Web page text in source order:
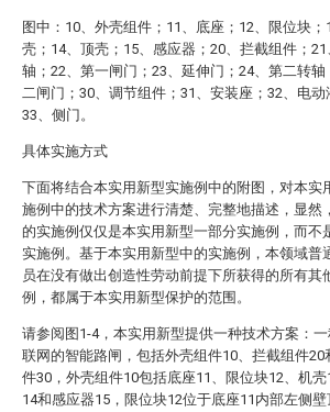
图中：10、外壳组件；11、底座；12、限位块；
壳；14、顶壳；15、感应器；20、拦截组件；
轴；22、第一闸门；23、延伸门；24、第二转轴
二闸门；30、调节组件；31、安装座；32、电动
33、侧门。
具体实施方式
下面将结合本实用新型实施例中的附图，对本实
施例中的技术方案进行清楚、完整地描述，显然
的实施例仅仅是本实用新型一部分实施例，而不
实施例。基于本实用新型中的实施例，本领域普
员在没有做出创造性劳动前提下所获得的所有其
例，都属于本实用新型保护的范围。
请参阅图1-4，本实用新型提供一种技术方案：
联网的智能路闸，包括外壳组件10、拦截组件20
件30，外壳组件10包括底座11、限位块12、机
14和感应器15，限位块12位于底座11内部左侧壁